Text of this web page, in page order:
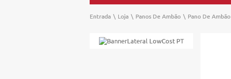
Entrada \ Loja \ Panos De Ambão \ Pano De Ambão